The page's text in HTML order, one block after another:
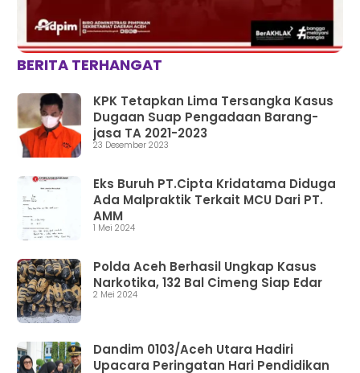
BERITA TERHANGAT
KPK Tetapkan Lima Tersangka Kasus
Dugaan Suap Pengadaan Barang-
jasa TA 2021-2023
23 Desember 2023
Eks Buruh PT.Cipta Kridatama Diduga
Ada Malpraktik Terkait MCU Dari PT.
AMM
1 Mei 2024
Polda Aceh Berhasil Ungkap Kasus
Narkotika, 132 Bal Cimeng Siap Edar
2 Mei 2024
Dandim 0103/Aceh Utara Hadiri
Upacara Peringatan Hari Pendidikan